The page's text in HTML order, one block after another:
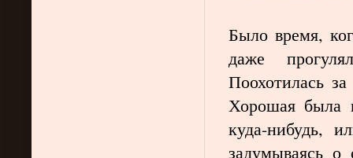
Было время,
даже
Поохотилась
Хорошая была
куда-нибудь,
задумываясь